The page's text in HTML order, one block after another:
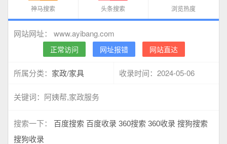
神马搜索
头条搜索
浏览热度
网站网址： www.ayibang.com
正常访问 网址报错 网站直达
所属分类： 家政/家具 收录时间： 2024-05-06
关键词： 阿姨帮,家政服务
搜索一下： 百度搜索 百度收录 360搜索 360收录 搜狗搜索
搜狗收录